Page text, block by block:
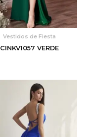
Vestidos de Fiesta
CINKV1057 VERDE